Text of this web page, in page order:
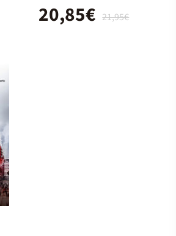
21,95€
20,85€